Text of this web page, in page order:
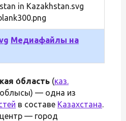
Медиафайлы на
о́бласть (каз.
облысы) — одна из
в составе Казахстана.
— город